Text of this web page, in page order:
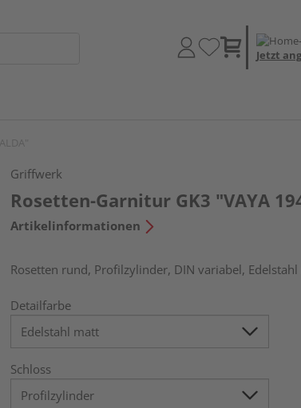
Jetzt
Griffwerk
Rosetten-Garnitur GK3 "VAYA
Artikelinformationen
Rosetten rund, Profilzylinder, DIN variabel,
Detailfarbe
Schloss